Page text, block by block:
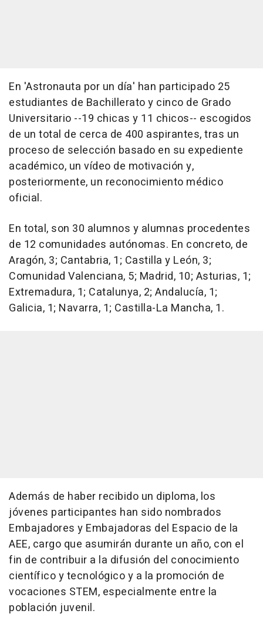
En 'Astronauta por un día' han participado 25
estudiantes de Bachillerato y cinco de Grado
Universitario --19 chicas y 11 chicos-- escogidos
de un total de cerca de 400 aspirantes, tras un
proceso de selección basado en su expediente
académico, un vídeo de motivación y,
posteriormente, un reconocimiento médico
oficial.
En total, son 30 alumnos y alumnas procedentes
de 12 comunidades autónomas. En concreto, de
Aragón, 3; Cantabria, 1; Castilla y León, 3;
Comunidad Valenciana, 5; Madrid, 10; Asturias, 1;
Extremadura, 1; Catalunya, 2; Andalucía, 1;
Galicia, 1; Navarra, 1; Castilla-La Mancha, 1.
Además de haber recibido un diploma, los
jóvenes participantes han sido nombrados
Embajadores y Embajadoras del Espacio de la
AEE, cargo que asumirán durante un año, con el
fin de contribuir a la difusión del conocimiento
científico y tecnológico y a la promoción de
vocaciones STEM, especialmente entre la
población juvenil.